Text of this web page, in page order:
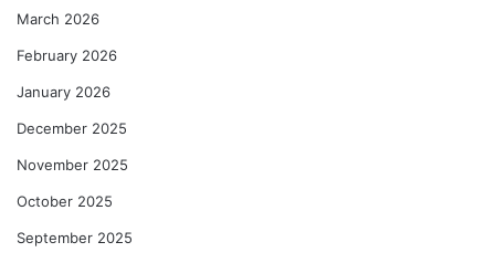
March 2026
February 2026
January 2026
December 2025
November 2025
October 2025
September 2025